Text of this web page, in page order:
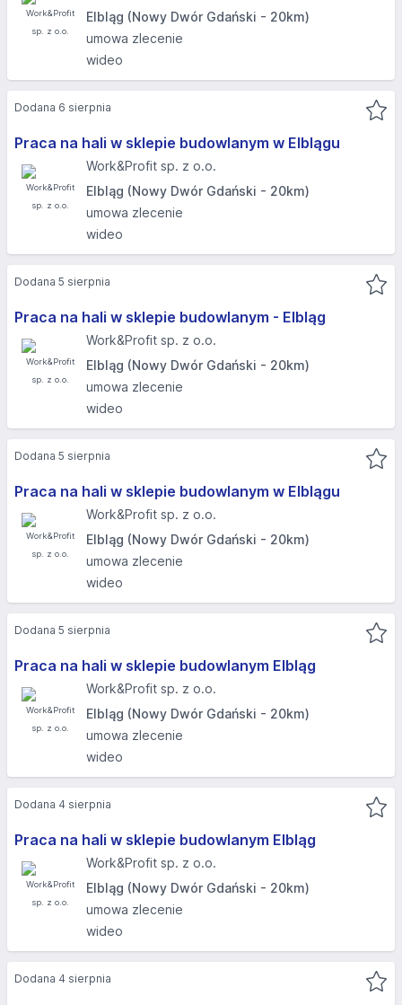
Elbląg (Nowy Dwór Gdański - 20km)
umowa zlecenie
wideo
Praca na hali w sklepie budowlanym w Elblągu
Work&Profit sp. z o.o.
Elbląg (Nowy Dwór Gdański - 20km)
umowa zlecenie
wideo
Dodana 6 sierpnia
Praca na hali w sklepie budowlanym - Elbląg
Work&Profit sp. z o.o.
Elbląg (Nowy Dwór Gdański - 20km)
umowa zlecenie
wideo
Dodana 5 sierpnia
Praca na hali w sklepie budowlanym w Elblągu
Work&Profit sp. z o.o.
Elbląg (Nowy Dwór Gdański - 20km)
umowa zlecenie
wideo
Dodana 5 sierpnia
Praca na hali w sklepie budowlanym Elbląg
Work&Profit sp. z o.o.
Elbląg (Nowy Dwór Gdański - 20km)
umowa zlecenie
wideo
Dodana 5 sierpnia
Praca na hali w sklepie budowlanym Elbląg
Work&Profit sp. z o.o.
Elbląg (Nowy Dwór Gdański - 20km)
umowa zlecenie
wideo
Dodana 4 sierpnia
Dodana 4 sierpnia